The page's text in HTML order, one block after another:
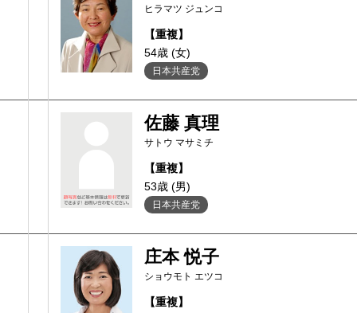
ヒラマツ ジュンコ
【重複】
54歳 (女)
日本共産党
佐藤 真理
サトウ マサミチ
【重複】
53歳 (男)
日本共産党
庄本 悦子
ショウモト エツコ
【重複】